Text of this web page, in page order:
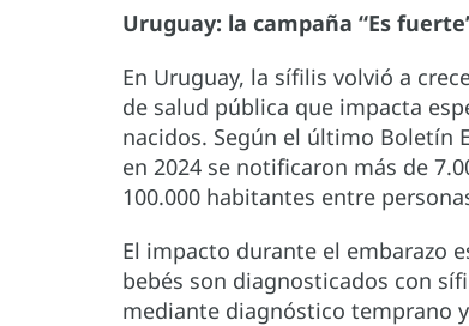
Uruguay: la campaña “Es
En Uruguay, la sífilis volvió a
de salud pública que impacta
nacidos. Según el último Boletín
en 2024 se notificaron más de
100.000 habitantes entre
El impacto durante el embarazo
bebés son diagnosticados con
mediante diagnóstico temprano